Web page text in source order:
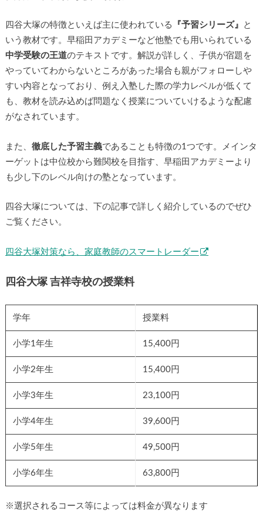
四谷大塚の特徴といえば主に使われている 『予習シリーズ』
と
いう教材です。早稲田アカデミーなど他塾でも用いられている
中学受験の王道のテキストです。解説が詳しく、子供が宿題を
やっていてわからないところがあった場合も親がフォローしや
すい内容となっており、例え入塾した際の学力レベルが低くて
も、教材を読み込めば問題なく授業についていけるような配慮
がなされています。
また、 徹底した予習主義であることも特徴の1つです。メインタ
ーゲットは中位校から難関校を目指す、早稲田アカデミーより
も少し下のレベル向けの塾となっています。
四谷大塚については、下の記事で詳しく紹介しているのでぜひ
ご覧ください。
四谷大塚対策なら、家庭教師のスマートレーダー
四谷大塚 吉祥寺校の授業料
学年 授業料
小学1年生 15,400円
小学2年生 15,400円
小学3年生 23,100円
小学4年生 39,600円
小学5年生 49,500円
小学6年生 63,800円
※選択されるコース等によっては料金が異なります